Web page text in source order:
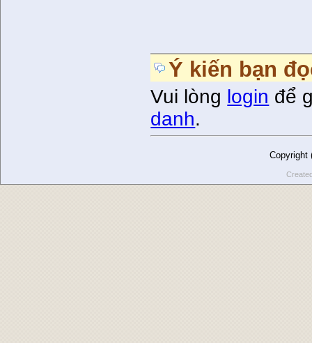
Ý kiến bạn
Vui lòng login để
danh.
Copyright